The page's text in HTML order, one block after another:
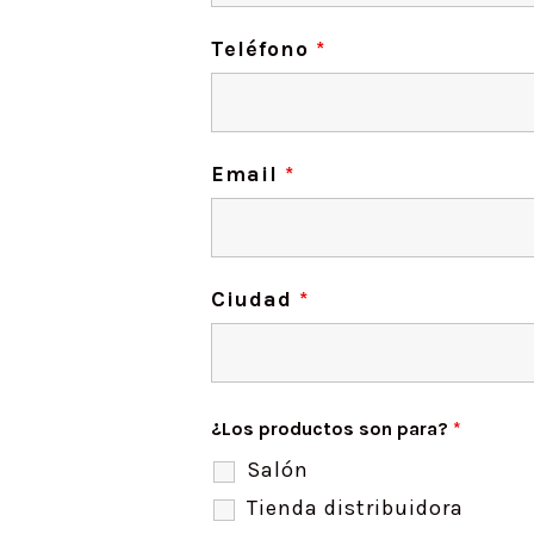
Teléfono *
Email *
Ciudad *
¿Los productos son para? *
Salón
Tienda distribuidora